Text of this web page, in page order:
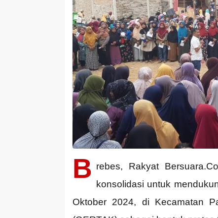
B rebes, Rakyat
konsolidasi untuk
Oktober 2024, di Kecamatan